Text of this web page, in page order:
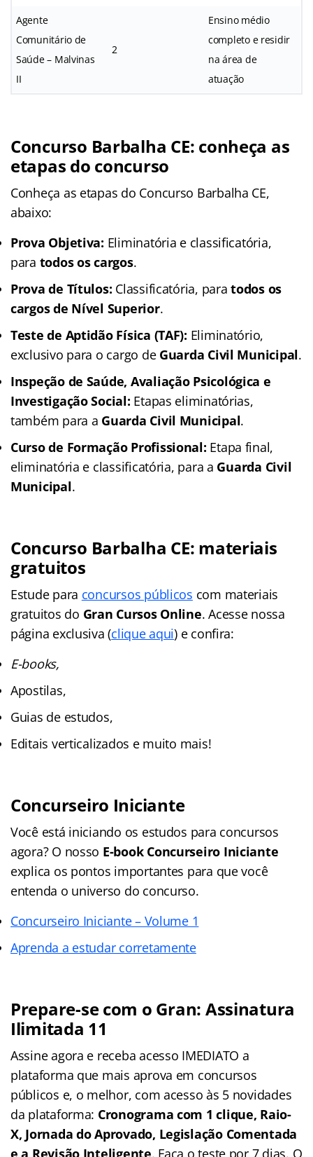
Agente
Comunitário de
Saúde – Malvinas
II
2
Ensino médio
completo e residir
na área de
atuação
Concurso Barbalha CE: conheça as
etapas do concurso
Conheça as etapas do Concurso Barbalha CE,
abaixo:
Prova Objetiva: Eliminatória e classificatória,
para todos os cargos.
Prova de Títulos: Classificatória, paratodos os
cargos de Nível Superior.
Teste de Aptidão Física (TAF): Eliminatório,
exclusivo para o cargo de Guarda Civil Municipal.
Inspeção de Saúde, Avaliação Psicológica e
Investigação Social: Etapas eliminatórias,
também para a Guarda Civil Municipal.
Curso de Formação Profissional: Etapa final,
eliminatória e classificatória, para a Guarda Civil
Municipal.
Concurso Barbalha CE: materiais
gratuitos
Estude para concursos públicos com materiais
gratuitos do Gran Cursos Online. Acesse nossa
página exclusiva (clique aqui) e confira:
E-books,
Apostilas,
Guias de estudos,
Editais verticalizados e muito mais!
Concurseiro Iniciante
Você está iniciando os estudos para concursos
agora? O nosso E-book Concurseiro Iniciante
explica os pontos importantes para que você
entenda o universo do concurso.
Concurseiro Iniciante – Volume 1
Aprenda a estudar corretamente
Prepare-se com o Gran: Assinatura
Ilimitada 11
Assine agora e receba acesso IMEDIATO a
plataforma que mais aprova em concursos
públicos e, o melhor, com acesso às 5 novidades
da plataforma: Cronograma com 1 clique, Raio-
X, Jornada do Aprovado, Legislação Comentada
e a Revisão Inteligente. Faça o teste por 7 dias. O